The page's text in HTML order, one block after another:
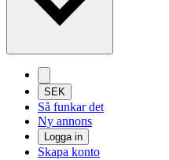
SEK
Så funkar det
Ny annons
Logga in
Skapa konto